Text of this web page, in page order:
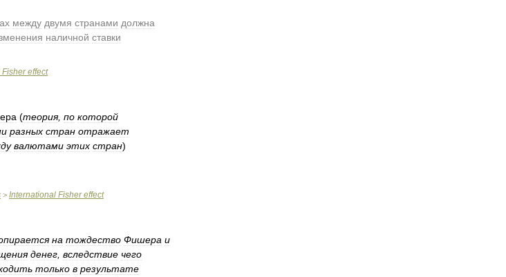
между двумя странами должна
наличной ставки
Fisher effect
(теория, по которой
разных стран отражает
валютами этих стран)
> International Fisher effect
на тождество Фишера и
денег вследствие чего
только в результате